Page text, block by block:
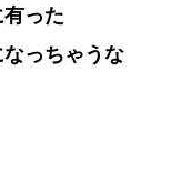
った
っちゃうな